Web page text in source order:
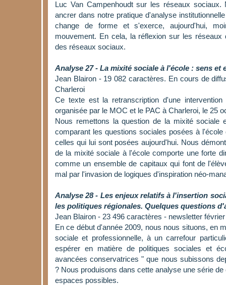
Luc Van Campenhoudt sur les réseaux
ancrer dans notre pratique d'analyse
change de forme et s'exerce, aujourd'hui,
mouvement. En cela, la réflexion sur les
des réseaux sociaux.
Analyse 27 - La mixité sociale à l'école : sens et
Jean Blairon - 19 082 caractères. En cours de
Charleroi
Ce texte est la retranscription d'une
organisée par le MOC et le PAC à Charleroi, le 25
Nous remettons la question de la mixité sociale
comparant les questions sociales posées à
celles qui lui sont posées aujourd'hui. Nous
de la mixité sociale à l'école comporte une forte
comme un ensemble de capitaux qui font de
mal par l'invasion de logiques d'inspiration néo-
Analyse 28 - Les enjeux relatifs à l'insertion
les politiques régionales. Quelques questions
Jean Blairon - 23 496 caractères - newsletter
En ce début d'année 2009, nous nous situons, en
sociale et professionnelle, à un carrefour
espérer en matière de politiques sociales et
avancées conservatrices " que nous subissons
? Nous produisons dans cette analyse une série
espaces possibles.